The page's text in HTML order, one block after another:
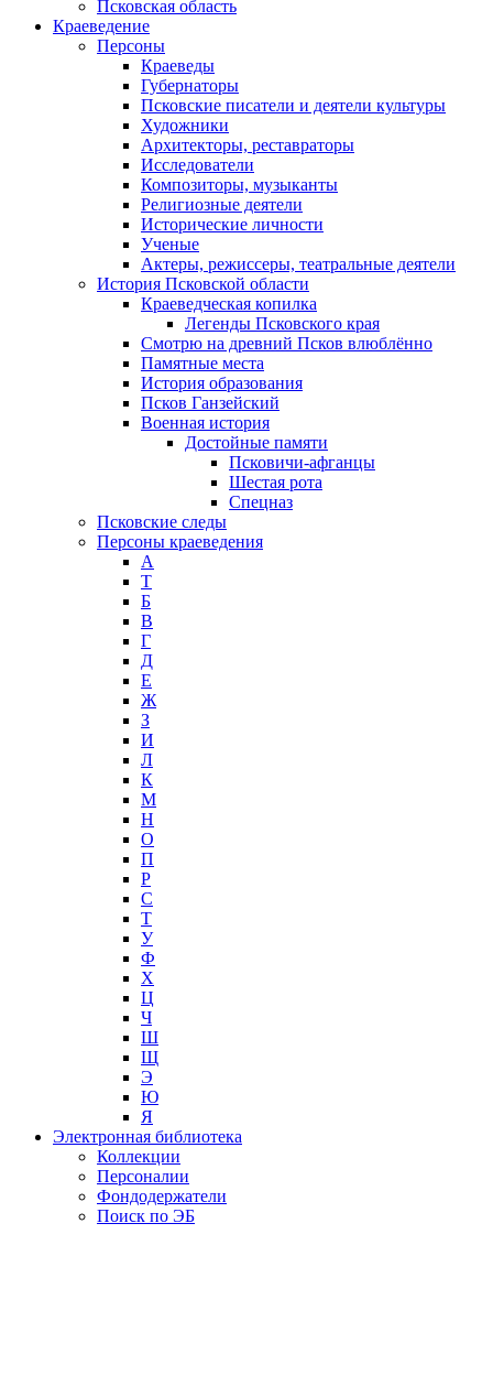
Псковская область
Краеведение
Персоны
Краеведы
Губернаторы
Псковские писатели и деятели культуры
Художники
Архитекторы, реставраторы
Исследователи
Композиторы, музыканты
Религиозные деятели
Исторические личности
Ученые
Актеры, режиссеры, театральные деятели
История Псковской области
Краеведческая копилка
Легенды Псковского края
Смотрю на древний Псков влюблённо
Памятные места
История образования
Псков Ганзейский
Военная история
Достойные памяти
Псковичи-афганцы
Шестая рота
Спецназ
Псковские следы
Персоны краеведения
А
T
Б
В
Г
Д
Е
Ж
З
И
Л
К
М
Н
О
П
Р
С
Т
У
Ф
Х
Ц
Ч
Ш
Щ
Э
Ю
Я
Электронная библиотека
Коллекции
Персоналии
Фондодержатели
Поиск по ЭБ